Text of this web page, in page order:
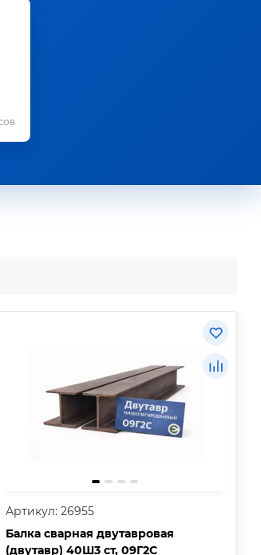
Артикул: 26955
Балка сварная двутавровая
(двутавр) 40Ш3 ст, 09Г2С